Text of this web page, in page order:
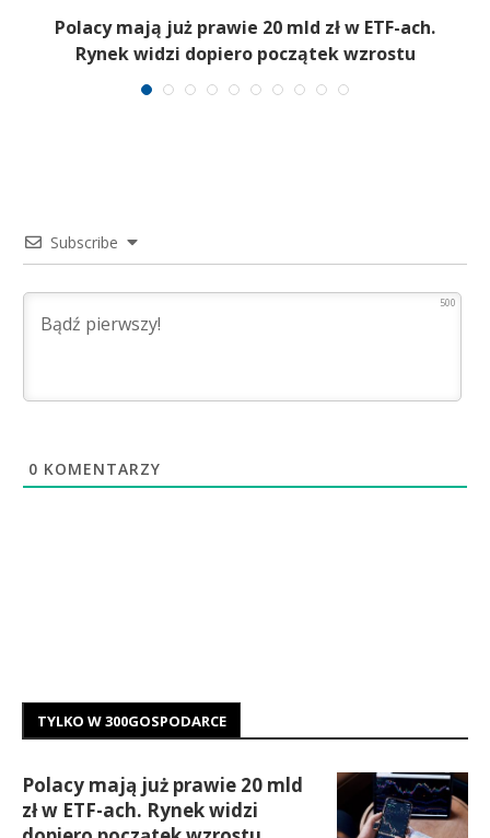
Polacy mają już prawie 20 mld zł w ETF-ach.
Rynek widzi dopiero początek wzrostu
Subscribe
500
0 KOMENTARZY
TYLKO W 300GOSPODARCE
Polacy mają już prawie 20 mld
zł w ETF-ach. Rynek widzi